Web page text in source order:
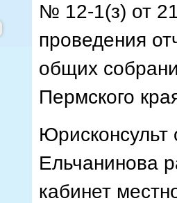
№ 12-1(з) от
проведения
общих
Пермского
Юрисконсульт
Ельчанинова
кабинет